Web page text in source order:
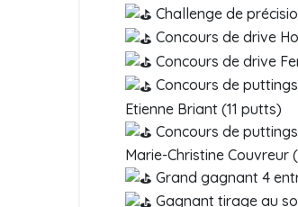
Challenge de
Concours de drive
Concours de drive
Concours de
Etienne Briant (11 putts)
Concours de
Marie-Christine Couvreur
Grand gagnant 4
Gagnant tirage au